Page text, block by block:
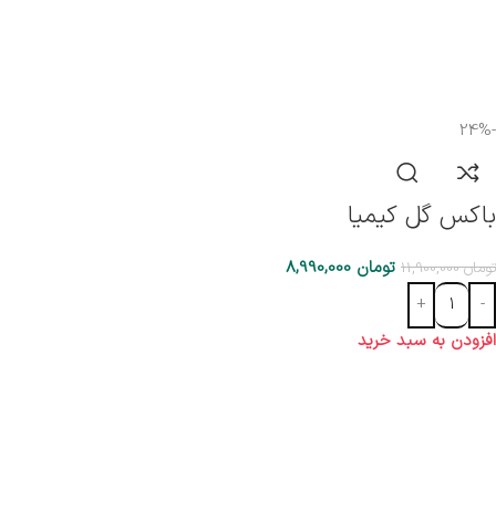
-24%
باکس گل کیمیا
تومان11,900,000 تومان
افزودن به سبد خرید